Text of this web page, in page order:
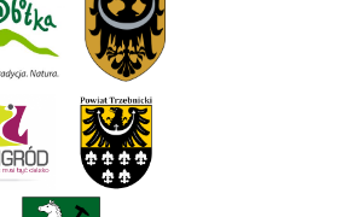
znaleźć można na stronie
https://domtel-
sport.pl/wyniki,zawody,5428